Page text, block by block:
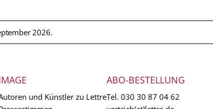
2026.
und Künstler zu Lettre
ABO-BESTELLUNG
Tel. 030 30 87 04 62